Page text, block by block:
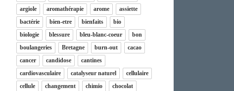
argiole
aromathérapie arome
assiette
bactérie
bien-etre bienfaits
bio
biologie
blessure bleu-blanc-coeur
bon
boulangeries
Bretagne burn-out
cacao
cancer
candidose
cantines
cardiovasculaire
catalyseur naturel
cellulaire
cellule
changement chimio
chocolat